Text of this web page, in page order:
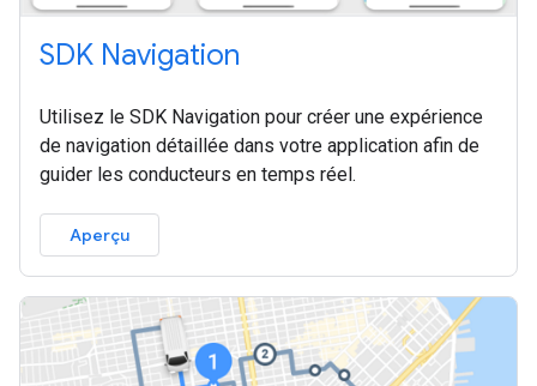
SDK Navigation
Utilisez le SDK Navigation pour créer une expérience
de navigation détaillée dans votre application afin de
guider les conducteurs en temps réel.
Aperçu